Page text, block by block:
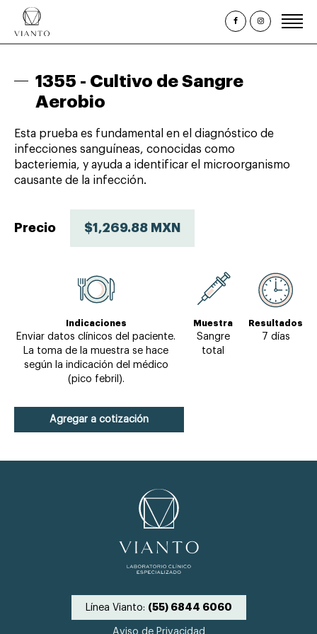
¿Quiénes somos?
Paquetes y Perfiles
Promociones
Consulta de Resultados
1355 - Cultivo de Sangre
Aerobio
Esta prueba es fundamental en el diagnóstico de
infecciones sanguíneas, conocidas como
bacteriemia, y ayuda a identificar el microorganismo
causante de la infección.
Precio $1,269.88 MXN
Indicaciones
Enviar datos clínicos del paciente.
La toma de la muestra se hace
según la indicación del médico
(pico febril).
Muestra
Sangre
total
Resultados
7 días
Agregar a cotización
Línea Vianto: (55) 6844 6060
Aviso de Privacidad